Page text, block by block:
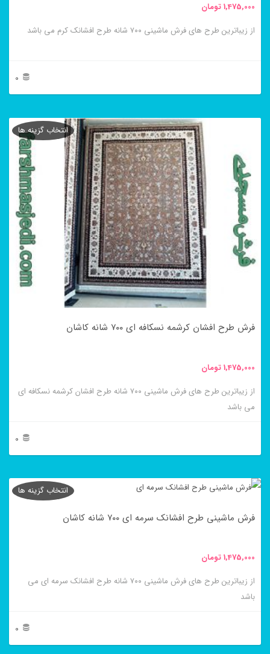
انتخاب
شوند
1,475,000تومان
از زیباترین طرح های فرش ماشینی ۷۰۰ شانه طرح افشانک کرم می باشد
0
محصول
مختلفی
باشد.
گزینه
ها
صفحه
انتخاب
شوند
فرش طرح افشان کرشمه نسکافه ای ۷۰۰ شانه کاشان
1,475,000تومان
از زیباترین طرح های فرش ماشینی ۷۰۰ شانه طرح افشان کرشمه نسکافه ای
می باشد
0
انتخاب گزینه ها
محصول
انواع
می
باشد.
گزینه
فرش ماشینی طرح افشانک سرمه ای ۷۰۰ شانه کاشان
1,475,000تومان
از زیباترین طرح های فرش ماشینی ۷۰۰ شانه طرح افشانک سرمه ای می
باشد
0
انتخاب گزینه ها